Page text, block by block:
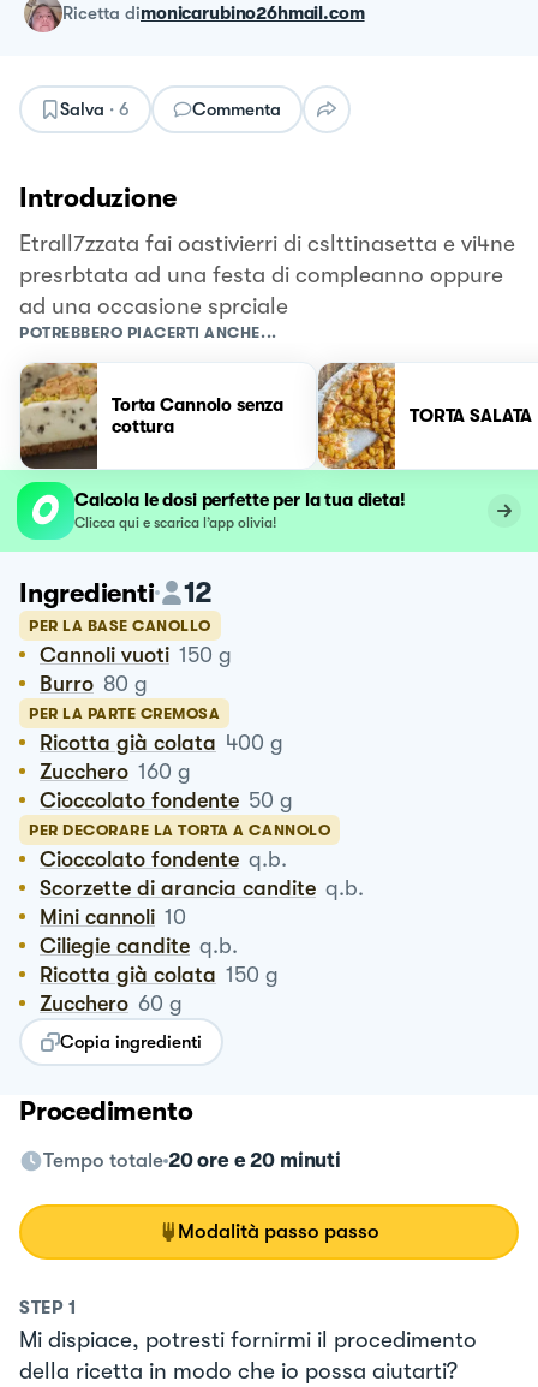
ricetta dimonicarubino26hmail.com
Salva · 6 Commenta
Introduzione
Etrall7zzata fai oastivierri di cslttinasetta e vi4ne
presrbtata ad una festa di compleanno oppure
ad una occasione sprciale
POTREBBERO PIACERTI ANCHE...
Torta Cannolo senza
cottura
TORTA SALATA
Calcola le dosi perfette per la tua dieta!
Clicca qui e scarica l’app olivia!
Ingredienti 12
PER LA BASE CANOLLO
Cannoli vuoti 150 g
Burro 80 g
PER LA PARTE CREMOSA
Ricotta già colata 400 g
Zucchero 160 g
Cioccolato fondente 50 g
PER DECORARE LA TORTA A CANNOLO
Cioccolato fondente q.b.
Scorzette di arancia candite q.b.
Mini cannoli 10
Ciliegie candite q.b.
Ricotta già colata 150 g
Zucchero 60 g
Copia ingredienti
Procedimento
Tempo totale 20 ore e 20 minuti
Modalità passo passo
STEP 1
Mi dispiace, potresti fornirmi il procedimento
della ricetta in modo che io possa aiutarti?